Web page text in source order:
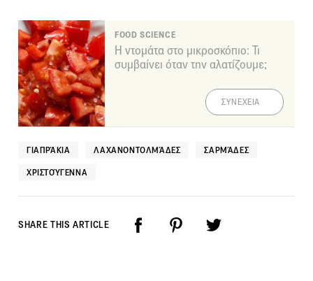
FOOD SCIENCE
Η ντομάτα στο μικροσκόπιο: Τι
συμβαίνει όταν την αλατίζουμε;
ΣΥΝΕΧΕΙΑ
ΓΙΑΠΡΆΚΙΑ ΛΑΧΑΝΟΝΤΟΛΜΆΔΕΣ ΣΑΡΜΆΔΕΣ
ΧΡΙΣΤΟΎΓΕΝΝΑ
SHARE THIS ARTICLE